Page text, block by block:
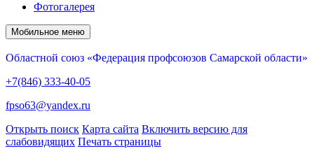
Фотогалерея
Мобильное меню
Областной союз «Федерация профсоюзов Самарской области»
+7(846) 333-40-05
fpso63@yandex.ru
Открыть поиск Карта сайта Включить версию для
слабовидящих Печать страницы